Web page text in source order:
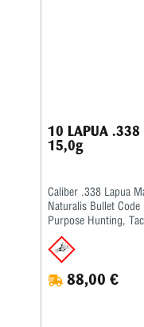
10 LAPUA
15,0g
Caliber .338 Lapua Mag. Product no. N318020 Bullet
Naturalis Bullet Code N508 Bullet weight 15.0 g (231 gr)
Purpose Hunting, Tactical Muzzle velocity 920 m/s (3018
fps) Twist rate 1-10'' BC G1 0.373 BC G7 – Bullet type
Lead-free copper
88,00 €